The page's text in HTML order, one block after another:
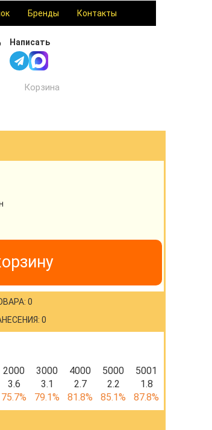
Бренды Контакты
Написать
Корзина
0
0
2000 3000 4000 5000
5001
3.6 3.1 2.7 2.2
1.8
75.7% 79.1% 81.8% 85.1% 87.8%